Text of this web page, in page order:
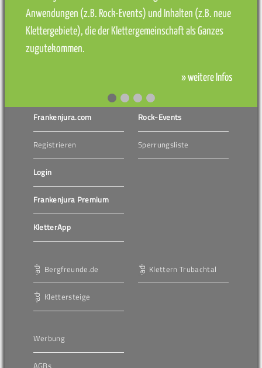
Anwendungen (z.B. Rock-Events) und Inhalten (z.B. neue
Klettergebiete), die der Klettergemeinschaft als Ganzes
zugutekommen.
» weitere Infos
Frankenjura.com
Registrieren
Login
Frankenjura Premium
KletterApp
Rock-Events
Sperrungsliste
Bergfreunde.de
Klettersteige
Klettern Trubachtal
Werbung
AGBs